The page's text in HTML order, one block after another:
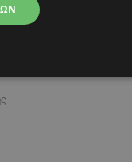
από όσα
να